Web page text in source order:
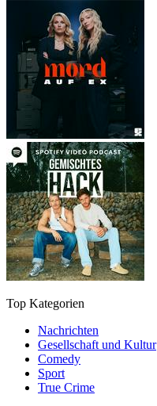
Top Kategorien
Nachrichten
Gesellschaft und Kultur
Comedy
Sport
True Crime